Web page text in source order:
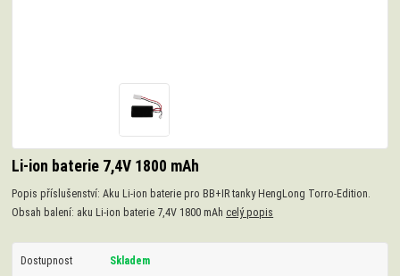
Li-ion baterie 7,4V 1800 mAh
Popis příslušenství: Aku Li-ion baterie pro BB+IR tanky HengLong Torro-Edition.
Obsah balení: aku Li-ion baterie 7,4V 1800 mAh celý popis
Dostupnost Skladem